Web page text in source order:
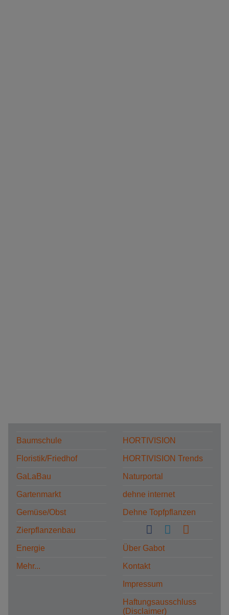
Baumschule
Floristik/Friedhof
GaLaBau
Gartenmarkt
Gemüse/Obst
Zierpflanzenbau
Energie
Mehr...
HORTIVISION
HORTIVISION Trends
Naturportal
dehne internet
Dehne Topfpflanzen
Über Gabot
Kontakt
Impressum
Haftungsausschluss
(Disclaimer)